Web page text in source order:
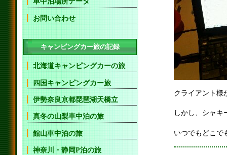
クライアント様
しかし、シャキ
いつでもどこで
お問い合わせ
キャンピングカー旅の記録
北海道キャンピングカーの旅
四国キャンピングカー旅
伊勢奈良京都琵琶湖天橋立
真冬の山梨車中泊の旅
館山車中泊の旅
神奈川・静岡P泊の旅